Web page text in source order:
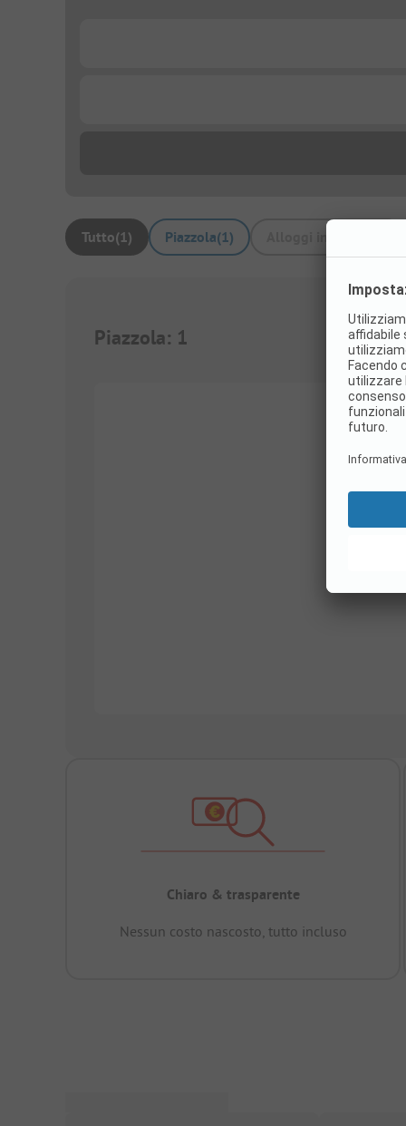
Tutto(1) Piazzola(1)
Piazzola: 1 1/6
Chiaro & trasparente
Nessun costo nascosto, tutto incluso